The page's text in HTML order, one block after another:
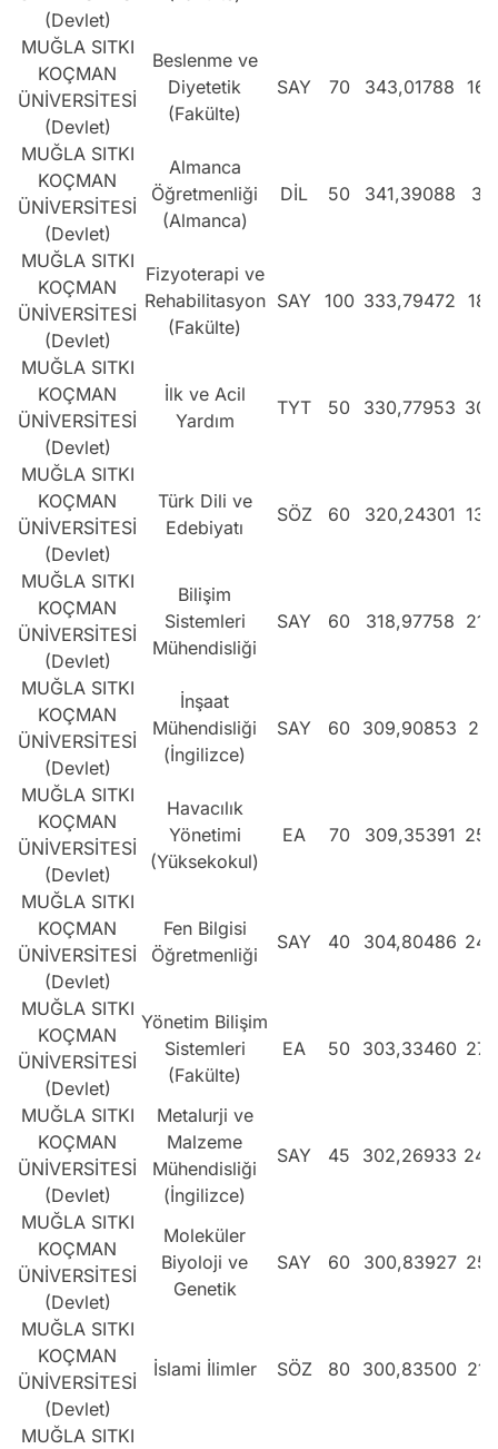
(Devlet)
MUĞLA SITKI
KOÇMAN
ÜNİVERSİTESİ
(Devlet)
Beslenme ve
Diyetetik
(Fakülte)
SAY 70 343,01788
MUĞLA SITKI
KOÇMAN
ÜNİVERSİTESİ
(Devlet)
Almanca
Öğretmenliği
(Almanca)
DİL 50 341,39088
MUĞLA SITKI
KOÇMAN
ÜNİVERSİTESİ
(Devlet)
Fizyoterapi ve
Rehabilitasyon
(Fakülte)
SAY 100 333,79472
MUĞLA SITKI
KOÇMAN
ÜNİVERSİTESİ
(Devlet)
İlk ve Acil
Yardım
TYT 50 330,77953
MUĞLA SITKI
KOÇMAN
ÜNİVERSİTESİ
(Devlet)
Türk Dili ve
Edebiyatı
SÖZ 60 320,24301
MUĞLA SITKI
KOÇMAN
ÜNİVERSİTESİ
(Devlet)
Bilişim
Sistemleri
Mühendisliği
SAY 60 318,97758
MUĞLA SITKI
KOÇMAN
ÜNİVERSİTESİ
(Devlet)
İnşaat
Mühendisliği
(İngilizce)
SAY 60 309,90853
MUĞLA SITKI
KOÇMAN
ÜNİVERSİTESİ
(Devlet)
Havacılık
Yönetimi
(Yüksekokul)
EA 70 309,35391
MUĞLA SITKI
KOÇMAN
ÜNİVERSİTESİ
(Devlet)
Fen Bilgisi
Öğretmenliği
SAY 40 304,80486
MUĞLA SITKI
KOÇMAN
ÜNİVERSİTESİ
(Devlet)
Yönetim Bilişim
Sistemleri
(Fakülte)
EA 50 303,33460
MUĞLA SITKI
KOÇMAN
ÜNİVERSİTESİ
(Devlet)
Metalurji ve
Malzeme
Mühendisliği
(İngilizce)
SAY 45 302,26933
MUĞLA SITKI
KOÇMAN
ÜNİVERSİTESİ
(Devlet)
Moleküler
Biyoloji ve
Genetik
SAY 60 300,83927
MUĞLA SITKI
KOÇMAN
ÜNİVERSİTESİ
(Devlet)
İslami İlimler SÖZ 80 300,83500
MUĞLA SITKI